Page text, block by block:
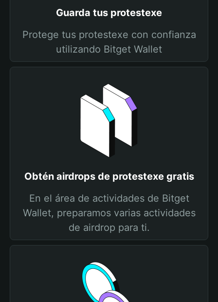
Guarda tus protestexe
Protege tus protestexe con confianza
utilizando Bitget Wallet
Obtén airdrops de protestexe gratis
En el área de actividades de Bitget
Wallet, preparamos varias actividades
de airdrop para ti.